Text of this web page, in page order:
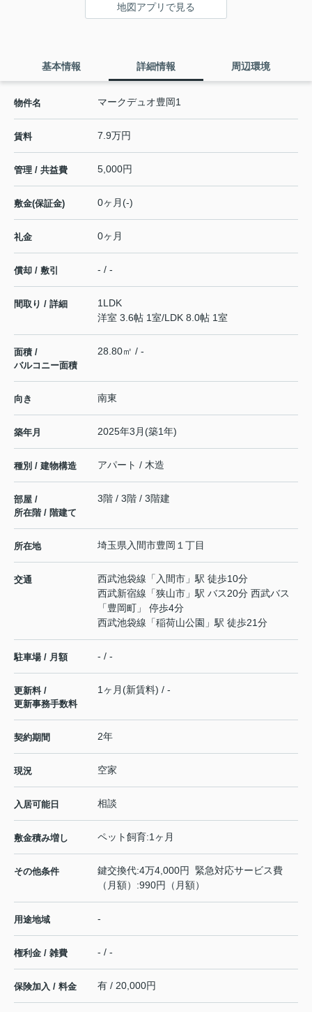
地図アプリで見る
基本情報 詳細情報 周辺環境
物件名 マークデュオ豊岡1
賃料 7.9万円
管理 / 共益費 5,000円
敷金(保証金) 0ヶ月(-)
礼金 0ヶ月
償却 / 敷引 - / -
間取り / 詳細
1LDK
洋室 3.6帖 1室/LDK 8.0帖 1室
面積 /
バルコニー面積
28.80㎡ / -
向き 南東
築年月 2025年3月(築1年)
種別 / 建物構造 アパート / 木造
部屋 /
所在階 / 階建て
3階 / 3階 / 3階建
所在地 埼玉県 入間市豊岡 １丁目
交通 西武池袋線 「 入間市 」駅 徒歩10分
西武新宿線 「狭山市 」駅 バス20分 西武バス
「豊岡町」 停歩4分
西武池袋線 「稲荷山公園 」駅 徒歩21分
駐車場 / 月額 - / -
更新料 /
更新事務手数料
1ヶ月(新賃料) / -
契約期間 2年
現況 空家
入居可能日 相談
敷金積み増し ペット飼育:1ヶ月
その他条件
鍵交換代:4万4,000円 緊急対応サービス費
（月額）:990円（月額）
用途地域 -
権利金 / 雑費 - / -
保険加入 / 料金 有 / 20,000円